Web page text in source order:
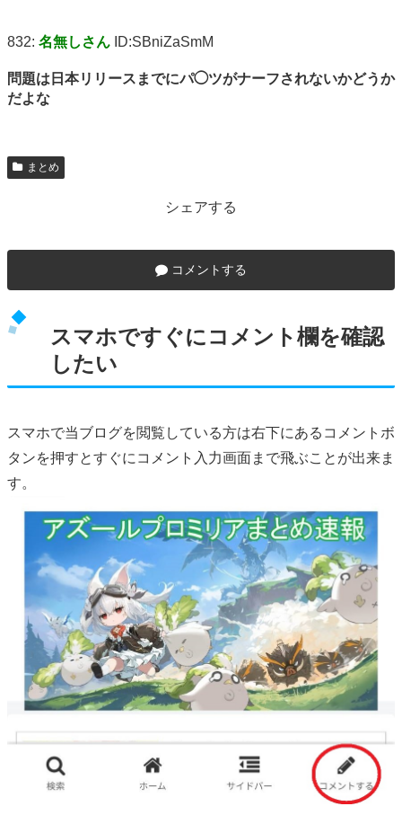
832: 名無しさん ID:SBniZaSmM
問題は日本リリースまでにパ◯ツがナーフされないかどうか
だよな
まとめ
シェアする
コメントする
スマホですぐにコメント欄を確認
したい
スマホで当ブログを閲覧している方は右下にあるコメントボ
タンを押すとすぐにコメント入力画面まで飛ぶことが出来ま
す。